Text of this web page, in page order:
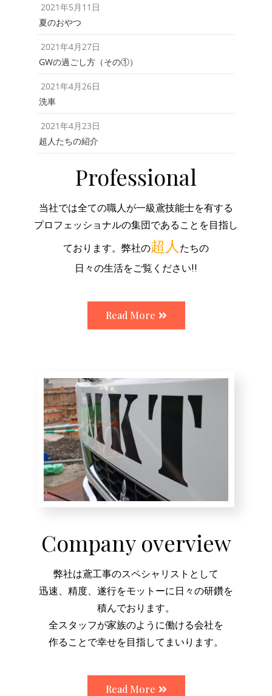
2021年5月11日
夏のおやつ
2021年4月27日
GWの過ごし方（その①）
2021年4月26日
洗車
2021年4月23日
超人たちの紹介
Professional
当社では全ての職人が一級鳶技能士を有する
プロフェッショナルの集団であることを目指し
ております。弊社の超人 たちの
日々の生活をご覧ください!!
Read More
Company overview
弊社は鳶工事のスペシャリストとして
迅速、精度、遂行をモットーに日々の研鑽を
積んでおります。
全スタッフが家族のように働ける会社を
作ることで幸せを目指してまいります。
Read More